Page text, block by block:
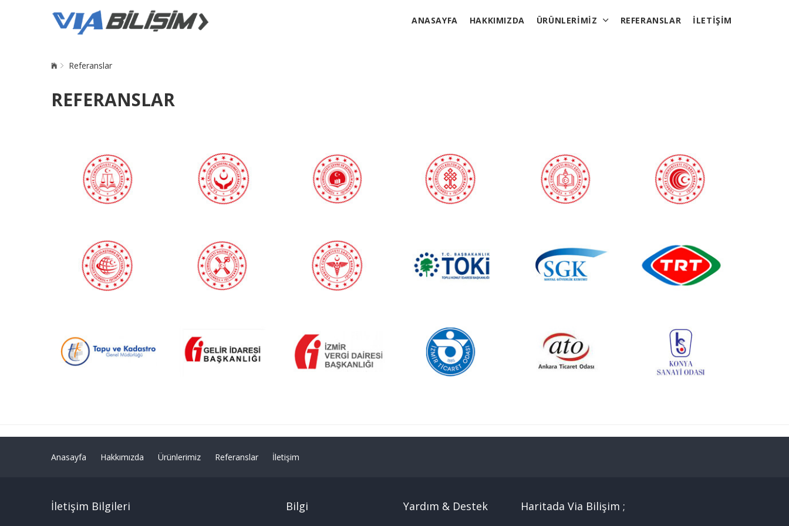
ANASAYFA HAKKIMIZDA ÜRÜNLERIMIZ REFERANSLAR İLETIŞIM
Referanslar
REFERANSLAR
Anasayfa Hakkımızda Ürünlerimiz Referanslar İletişim
İletişim Bilgileri Bilgi Yardım & Destek Haritada Via Bilişim ;